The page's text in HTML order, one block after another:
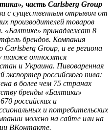
часть Carlsberg Group
с существенным отрывом от
производителей товаров
«Балтике» принадлежат 8
брендов. Компания
Carlsberg Group, и ее региона
также относятся
и Украина. Пивоваренная
российского пива:
в более чем 75 странах
бренды «Балтики»
российских и
и потребительских
можно на сайте или на
ВКонтакте.